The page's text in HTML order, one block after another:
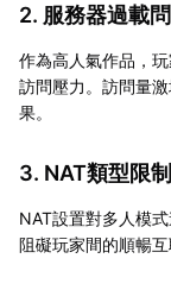
2. 服務器過載
作為高人氣作品，
訪問壓力。訪問量
果。
3. NAT類型限
NAT設置對多人模
阻礙玩家間的順暢